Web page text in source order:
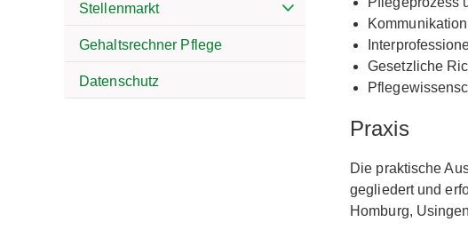
Stellenmarkt
Gehaltsrechner Pflege
Datenschutz
Gesetzliche
Praxis
Die praktische
gegliedert und
Homburg,